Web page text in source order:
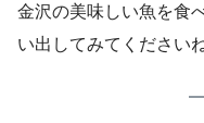
金沢の美味しい魚を食
い出してみてくださいね